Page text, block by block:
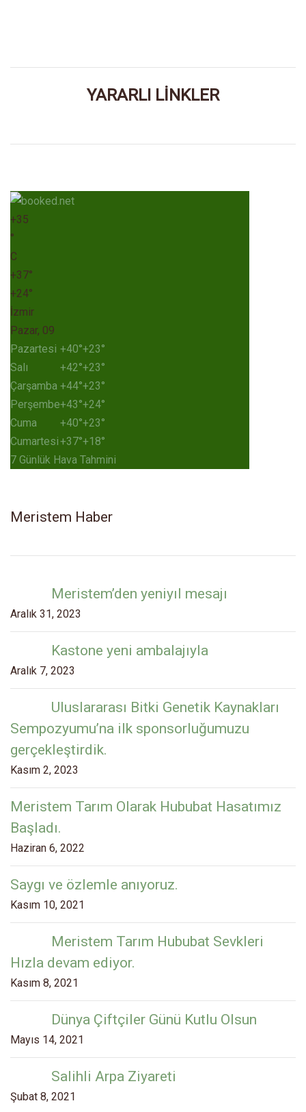
YARARLI LİNKLER
+35
°
C
+37°
+24°
İzmir
Pazar, 09
Pazartesi +40°+23°
Salı
+42°+23°
Çarşamba +44°+23°
Perşembe+43°+24°
Cuma
+40°+23°
Cumartesi+37°+18°
7 Günlük Hava Tahmini
Meristem Haber
Meristem’den yeniyıl mesajı
Aralık 31, 2023
Kastone yeni ambalajıyla
Aralık 7, 2023
Uluslararası Bitki Genetik Kaynakları
Sempozyumu’na ilk sponsorluğumuzu
gerçekleştirdik.
Kasım 2, 2023
Meristem Tarım Olarak Hububat Hasatımız
Başladı.
Haziran 6, 2022
Saygı ve özlemle anıyoruz.
Kasım 10, 2021
Meristem Tarım Hububat Sevkleri
Hızla devam ediyor.
Kasım 8, 2021
Dünya Çiftçiler Günü Kutlu Olsun
Mayıs 14, 2021
Salihli Arpa Ziyareti
Şubat 8, 2021